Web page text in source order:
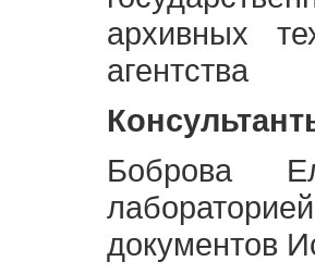
архивных
агентства
Боброва
документов